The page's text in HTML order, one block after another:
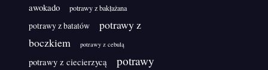
awokado
potrawy z bakłażana
potrawy z batatów
potrawy z
boczkiem
potrawy z cebulą
potrawy z ciecierzycą
potrawy